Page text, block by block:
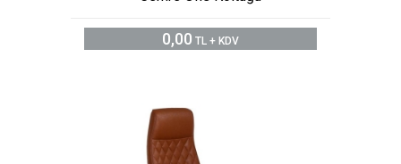
0,00 TL + KDV